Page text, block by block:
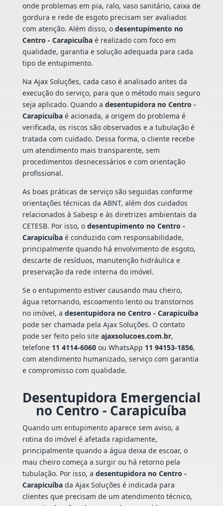
onde problemas em pia, ralo, vaso sanitário, caixa de
gordura e rede de esgoto precisam ser avaliados
com atenção. Além disso, o desentupimento no
Centro - Carapicuíbaé realizado com foco em
qualidade, garantia e solução adequada para cada
tipo de entupimento.
Na Ajax Soluções, cada caso é analisado antes da
execução do serviço, para que o método mais seguro
seja aplicado. Quando a desentupidora no Centro -
Carapicuíbaé acionada, a origem do problema é
verificada, os riscos são observados e a tubulação é
tratada com cuidado. Dessa forma, o cliente recebe
um atendimento mais transparente, sem
procedimentos desnecessários e com orientação
profissional.
As boas práticas de serviço são seguidas conforme
orientações técnicas da ABNT, além dos cuidados
relacionados à Sabesp e às diretrizes ambientais da
CETESB. Por isso, o desentupimento no Centro -
Carapicuíbaé conduzido com responsabilidade,
principalmente quando há envolvimento de esgoto,
descarte de resíduos, manutenção hidráulica e
preservação da rede interna do imóvel.
Se o entupimento estiver causando mau cheiro,
água retornando, escoamento lento ou transtornos
no imóvel, a desentupidora no Centro - Carapicuíba
pode ser chamada pela Ajax Soluções. O contato
pode ser feito pelo site ajaxsolucoes.com.br,
telefone 11 4114-6060ou WhatsApp 11 94153-1856,
com atendimento humanizado, serviço com garantia
e compromisso com qualidade.
Desentupidora Emergencial
no Centro - Carapicuíba
Quando um entupimento aparece sem aviso, a
rotina do imóvel é afetada rapidamente,
principalmente quando a água deixa de escoar, o
mau cheiro começa a surgir ou há retorno pela
tubulação. Por isso, a desentupidora no Centro -
Carapicuíbada Ajax Soluções é indicada para
clientes que precisam de um atendimento técnico,